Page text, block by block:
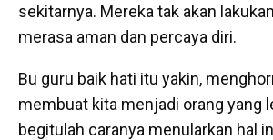
sekitarnya. Mereka tak akan
merasa aman dan percaya diri.
Bu guru baik hati itu yakin,
membuat kita menjadi orang yang
begitulah caranya menularkan hal